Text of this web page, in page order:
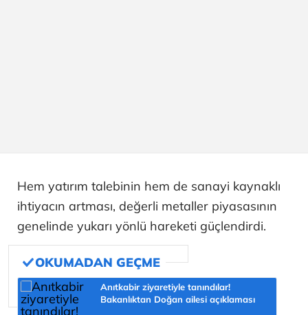
Hem yatırım talebinin hem de sanayi kaynaklı
ihtiyacın artması, değerli metaller piyasasının
genelinde yukarı yönlü hareketi güçlendirdi.
Anıtkabir ziyaretiyle tanındılar!
Bakanlıktan Doğan ailesi açıklaması